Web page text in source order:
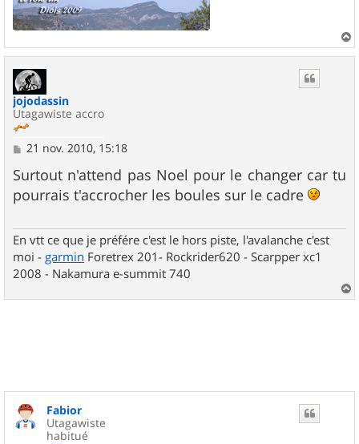
a
jojodassin
Utagawiste accro
M
s
s
a
21 nov. 2010, 15:18
Surtout n'attend pas Noel pour le changer car tu
pourrais t'accrocher les boules sur le cadre
En vtt ce que je préfére c'est le hors piste, l'avalanche c'est
moi - garmin Foretrex 201- Rockrider620 - Scarpper xc1
2008 - Nakamura e-summit 740
a
Fabior
Utagawiste
habitué